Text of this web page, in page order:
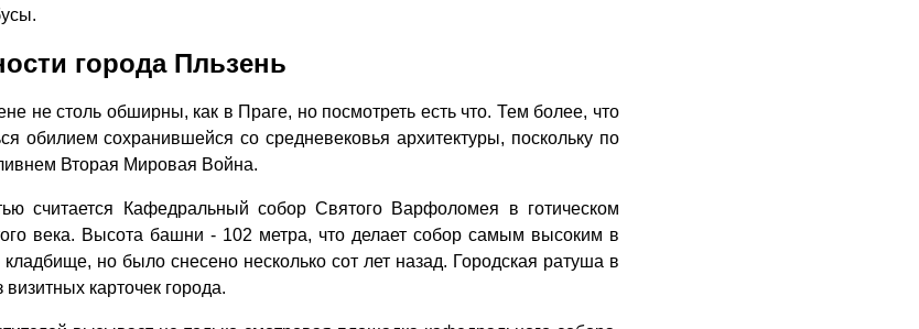
города Пльзень
не столь обширны, как в Праге, но посмотреть есть что. Тем более, что
обилием сохранившейся со средневековья архитектуры, поскольку по
Вторая Мировая Война.
считается Кафедральный собор Святого Варфоломея в готическом
века. Высота башни - 102 метра, что делает собор самым высоким в
но было снесено несколько сот лет назад. Городская ратуша в
карточек города.